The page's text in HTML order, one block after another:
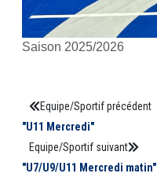
Saison 2025/2026
Equipe/Sportif précédent
"U11 Mercredi"
Equipe/Sportif suivant
"U7/U9/U11 Mercredi matin"